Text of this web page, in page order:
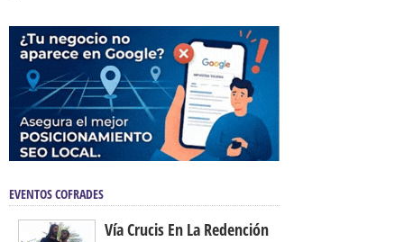
EVENTOS COFRADES
Vía Crucis En La Redención